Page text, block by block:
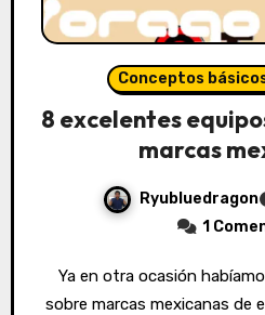
Conceptos
8 excelentes
marcas
Ryubluedragon
1
Ya en otra ocasión habíamos realizado un artículo
sobre marcas mexicanas de